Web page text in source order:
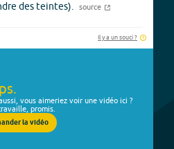
des teintes). source
Il y a un souci ?
vous aimeriez voir une vidéo ici ?
promis.
la vidéo